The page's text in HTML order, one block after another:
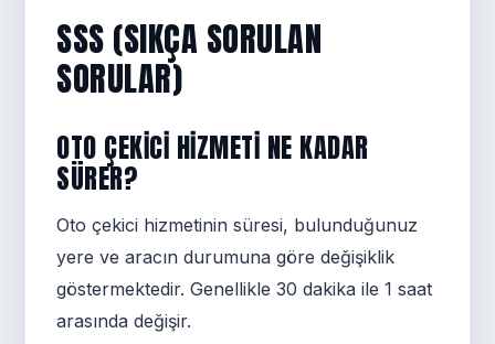
SSS (SIKÇA SORULAN
SORULAR)
OTO ÇEKICI HIZMETI NE KADAR
SÜRER?
Oto çekici hizmetinin süresi, bulunduğunuz
yere ve aracın durumuna göre değişiklik
göstermektedir. Genellikle 30 dakika ile 1 saat
arasında değişir.